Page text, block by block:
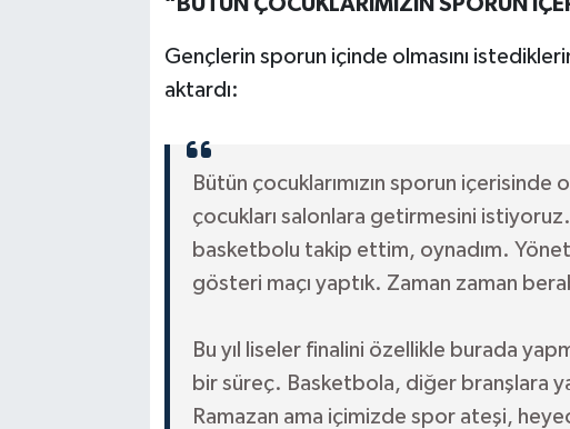
Gençlerin sporun içinde olmasını
aktardı:
Bütün çocuklarımızın sporun içerisinde
çocukları salonlara getirmesini
basketbolu takip ettim, oynadım.
gösteri maçı yaptık. Zaman zaman
Bu yıl liseler finalini özellikle burada
bir süreç. Basketbola, diğer branşlara
Ramazan ama içimizde spor ateşi,